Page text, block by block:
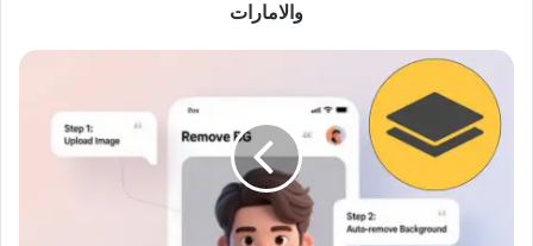
والامارات
شرح
تطبيق
remove
bg
يساعدك